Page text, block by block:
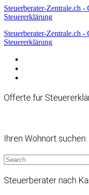
Steuerberater-Zentrale.ch
Steuererklärung
Steuerberater-Zentrale.ch
Steuererklärung
Offerte für
Ihren Wohnort suchen:
Steuerberater nach